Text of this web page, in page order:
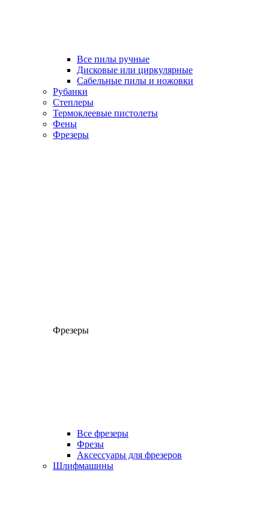
Все пилы ручные
Дисковые или циркулярные
Сабельные пилы и ножовки
Рубанки
Степлеры
Термоклеевые пистолеты
Фены
Фрезеры
Фрезеры
Все фрезеры
Фрезы
Аксессуары для фрезеров
Шлифмашины